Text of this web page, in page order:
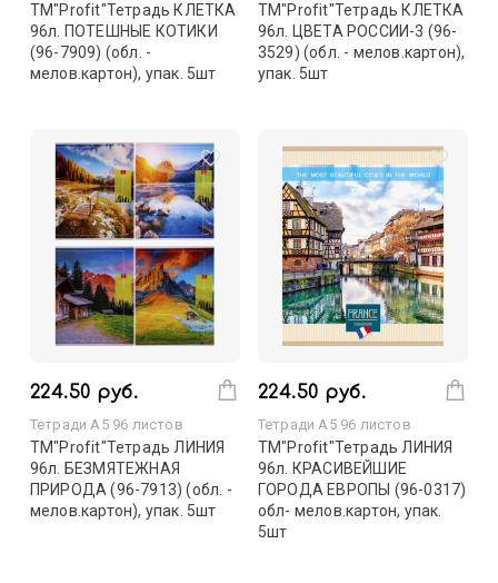
TM"Profit"Тетрадь КЛЕТКА
96л. ПОТЕШНЫЕ КОТИКИ
(96-7909) (обл. -
мелов.картон), упак. 5шт
TM"Profit"Тетрадь КЛЕТКА
96л. ЦВЕТА РОССИИ-3 (96-
3529) (обл. - мелов.картон),
упак. 5шт
224.50 руб.
Тетради А5 96 листов
TM"Profit"Тетрадь ЛИНИЯ
96л. БЕЗМЯТЕЖНАЯ
ПРИРОДА (96-7913) (обл. -
мелов.картон), упак. 5шт
224.50 руб.
Тетради А5 96 листов
TM"Profit"Тетрадь ЛИНИЯ
96л. КРАСИВЕЙШИЕ
ГОРОДА ЕВРОПЫ (96-0317)
обл- мелов.картон, упак.
5шт